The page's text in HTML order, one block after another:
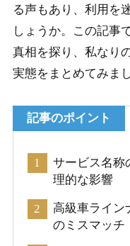
る声もあり、利用を
しょうか。この記事
真相を探り、私なり
実態をまとめてみまし
記事のポイント
サービス名称
理的な影響
高級車ライン
のミスマッチ